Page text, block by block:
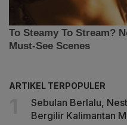
ARTIKEL TERPOPULER
Sebulan Berlalu,
Bergilir Kalimantan